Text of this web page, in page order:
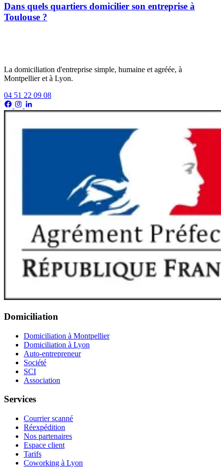
Dans quels quartiers domicilier son entreprise à
Toulouse ?
La domiciliation d'entreprise simple, humaine et agréée, à
Montpellier et à Lyon.
04 51 22 09 08
Domiciliation
Domiciliation à Montpellier
Domiciliation à Lyon
Auto-entrepreneur
Société
SCI
Association
Services
Courrier scanné
Réexpédition
Nos partenaires
Espace client
Tarifs
Coworking à Lyon